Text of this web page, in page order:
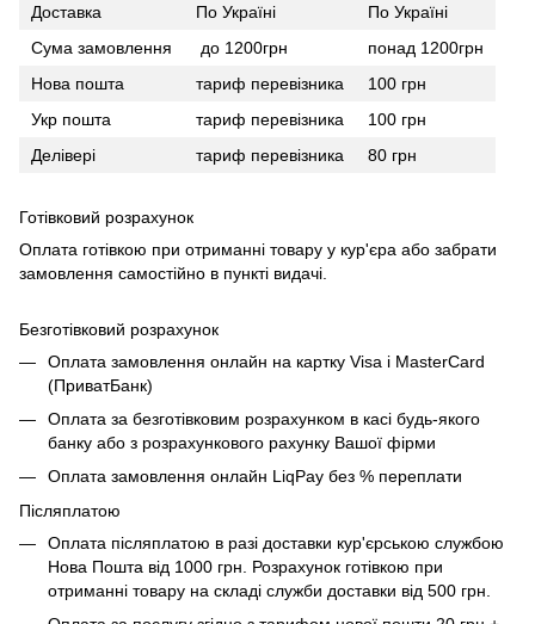
Доставка По Україні
По Україні
Сума замовлення
до 1200грн
понад 1200грн
Нова пошта
тариф перевізника
100 грн
Укр пошта
тариф перевізника
100 грн
Делівері
тариф перевізника 80 грн
Готівковий розрахунок
Оплата готівкою при отриманні товару у кур'єра або забрати
замовлення самостійно в пункті видачі.
Безготівковий розрахунок
Оплата замовлення онлайн на картку Visa і MasterCard
(ПриватБанк)
Оплата за безготівковим розрахунком в касі будь-якого
банку або з розрахункового рахунку Вашої фірми
Оплата замовлення онлайн LiqPay без % переплати
Післяплатою
Оплата післяплатою в разі доставки кур'єрською службою
Нова Пошта від 1000 грн. Розрахунок готівкою при
отриманні товару на складі служби доставки від 500 грн.